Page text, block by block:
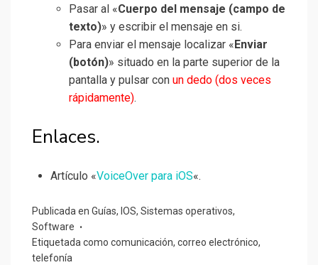
Pasar al «Cuerpo del mensaje (campo de
texto)» y escribir el mensaje en si.
Para enviar el mensaje localizar « Enviar
(botón)» situado en la parte superior de la
pantalla y pulsar con un dedo (dos veces
rápidamente).
Enlaces.
Artículo «VoiceOver para iOS«.
Publicada en Guías, IOS, Sistemas operativos,
Software
Etiquetada como comunicación, correo electrónico,
telefonía